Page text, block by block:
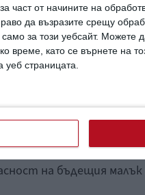
част от начините на
да възразите срещу
за този уебсайт. Можете
време, като се върнете на
уеб страницата.
на херцогинята да
всевъзможни
на бъдещия